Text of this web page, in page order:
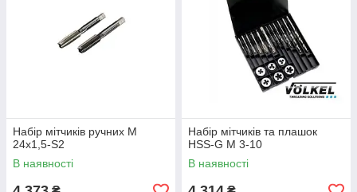
Набір мітчиків ручних M
24x1,5-S2
В наявності
Набір мітчиків та плашок
HSS-G M 3-10
В наявності